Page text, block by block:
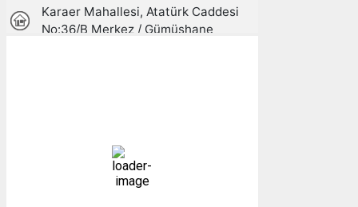
31 %
1009 mb